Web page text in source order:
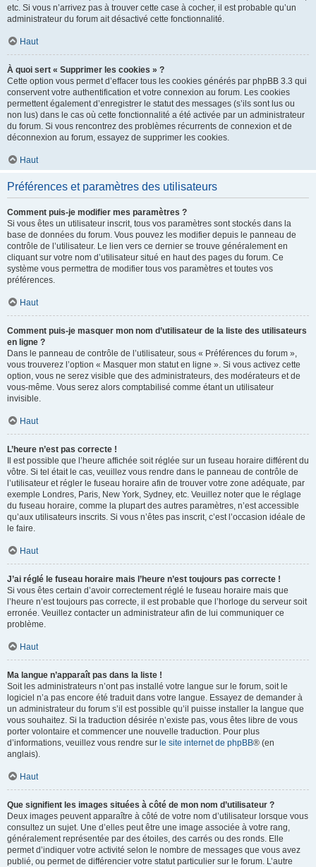
etc. Si vous n’arrivez pas à trouver cette case à cocher, il est probable qu’un
administrateur du forum ait désactivé cette fonctionnalité.
Haut
À quoi sert « Supprimer les cookies » ?
Cette option vous permet d’effacer tous les cookies générés par phpBB 3.3 qui
conservent votre authentification et votre connexion au forum. Les cookies
permettent également d’enregistrer le statut des messages (s’ils sont lus ou
non lus) dans le cas où cette fonctionnalité a été activée par un administrateur
du forum. Si vous rencontrez des problèmes récurrents de connexion et de
déconnexion au forum, essayez de supprimer les cookies.
Haut
Préférences et paramètres des utilisateurs
Comment puis-je modifier mes paramètres ?
Si vous êtes un utilisateur inscrit, tous vos paramètres sont stockés dans la
base de données du forum. Vous pouvez les modifier depuis le panneau de
contrôle de l’utilisateur. Le lien vers ce dernier se trouve généralement en
cliquant sur votre nom d’utilisateur situé en haut des pages du forum. Ce
système vous permettra de modifier tous vos paramètres et toutes vos
préférences.
Haut
Comment puis-je masquer mon nom d’utilisateur de la liste des utilisateurs
en ligne ?
Dans le panneau de contrôle de l’utilisateur, sous « Préférences du forum »,
vous trouverez l’option « Masquer mon statut en ligne ». Si vous activez cette
option, vous ne serez visible que des administrateurs, des modérateurs et de
vous-même. Vous serez alors comptabilisé comme étant un utilisateur
invisible.
Haut
L’heure n’est pas correcte !
Il est possible que l’heure affichée soit réglée sur un fuseau horaire différent du
vôtre. Si tel était le cas, veuillez vous rendre dans le panneau de contrôle de
l’utilisateur et régler le fuseau horaire afin de trouver votre zone adéquate, par
exemple Londres, Paris, New York, Sydney, etc. Veuillez noter que le réglage
du fuseau horaire, comme la plupart des autres paramètres, n’est accessible
qu’aux utilisateurs inscrits. Si vous n’êtes pas inscrit, c’est l’occasion idéale de
le faire.
Haut
J’ai réglé le fuseau horaire mais l’heure n’est toujours pas correcte !
Si vous êtes certain d’avoir correctement réglé le fuseau horaire mais que
l’heure n’est toujours pas correcte, il est probable que l’horloge du serveur soit
erronée. Veuillez contacter un administrateur afin de lui communiquer ce
problème.
Haut
Ma langue n’apparaît pas dans la liste !
Soit les administrateurs n’ont pas installé votre langue sur le forum, soit le
logiciel n’a pas encore été traduit dans votre langue. Essayez de demander à
un administrateur du forum s’il est possible qu’il puisse installer la langue que
vous souhaitez. Si la traduction désirée n’existe pas, vous êtes libre de vous
porter volontaire et commencer une nouvelle traduction. Pour plus
d’informations, veuillez vous rendre sur le site internet de phpBB® (en
anglais).
Haut
Que signifient les images situées à côté de mon nom d’utilisateur ?
Deux images peuvent apparaître à côté de votre nom d’utilisateur lorsque vous
consultez un sujet. Une d’elles peut être une image associée à votre rang,
généralement représentée par des étoiles, des carrés ou des ronds. Elle
permet d’indiquer votre activité selon le nombre de messages que vous avez
publié, ou permet de différencier votre statut particulier sur le forum. L’autre